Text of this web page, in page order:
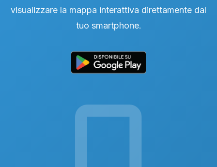
visualizzare la mappa interattiva direttamente dal
tuo smartphone.